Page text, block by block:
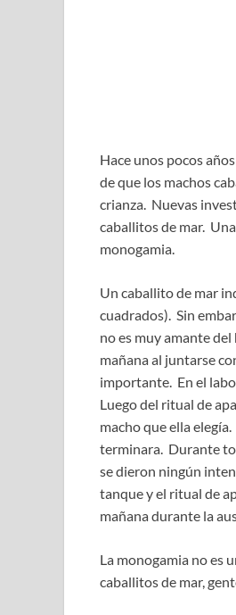
Hace unos pocos
de que los machos
crianza. Nuevas
caballitos de mar.
monogamia.
Un caballito de mar
cuadrados). Sin
no es muy amante
mañana al juntarse
importante. En el
Luego del ritual de
macho que ella
terminara. Durante
se dieron ningún
tanque y el ritual de
mañana durante la
La monogamia no es
caballitos de mar,